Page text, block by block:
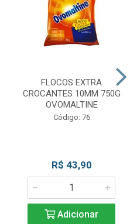
FLOCOS EXTRA
CROCANTES 10MM 750G
OVOMALTINE
Código: 76
R$ 43,90
Adicionar